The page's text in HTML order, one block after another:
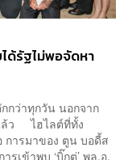
ได้รัฐไม่พอจัดหา
กว่าทุกวัน นอกจาก
ล้ว ไฮไลต์ที่ทั้ง
การมาของ ตูน บอดี้ส
เข้าพบ ‘บิ๊กตู่’ พล.อ.